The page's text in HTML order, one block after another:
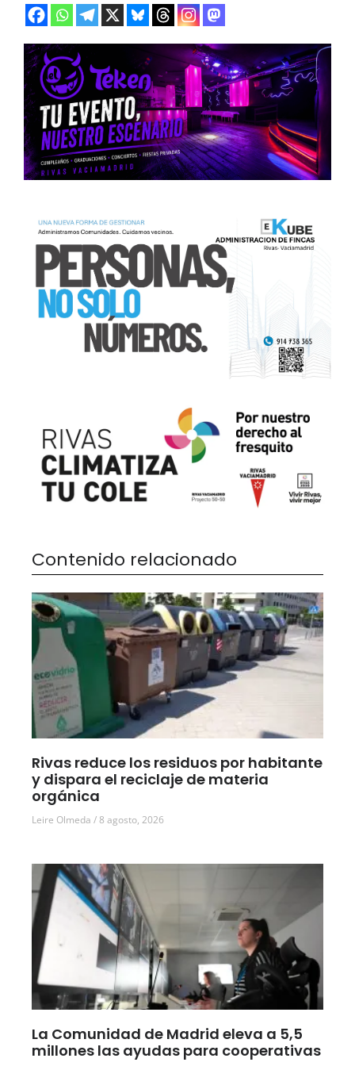
Contenido relacionado
Rivas reduce los residuos por habitante
y dispara el reciclaje de materia
orgánica
Leire Olmeda 8 agosto, 2026
La Comunidad de Madrid eleva a 5,5
millones las ayudas para cooperativas